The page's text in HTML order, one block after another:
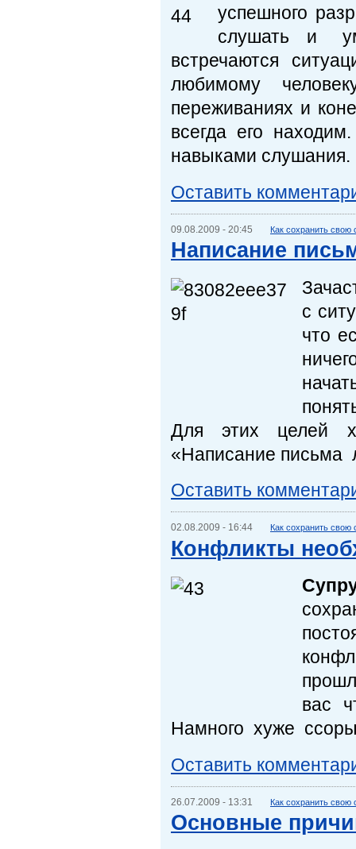
успешного
слушать и
встречаются
любимому
переживаниях и
всегда его
навыками слушания.
Оставить
09.08.2009 - 20:45 Как сохранить
Написание
с
что
Для этих целей
«Написание письма
Оставить
02.08.2009 - 16:44 Как сохранить
Конфликты
вас
Намного хуже
Оставить
26.07.2009 - 13:31 Как сохранить
Основные